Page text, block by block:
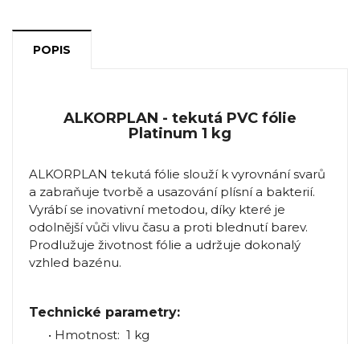
POPIS
ALKORPLAN - tekutá PVC fólie
Platinum 1 kg
ALKORPLAN tekutá fólie slouží k vyrovnání svarů
a zabraňuje tvorbě a usazování plísní a bakterií.
Vyrábí se inovativní metodou, díky které je
odolnější vůči vlivu času a proti blednutí barev.
Prodlužuje životnost fólie a udržuje dokonalý
vzhled bazénu.
Technické parametry:
• Hmotnost: 1 kg